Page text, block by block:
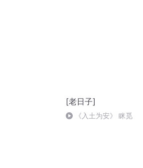
[老日子]
《入土为安》 眯觅